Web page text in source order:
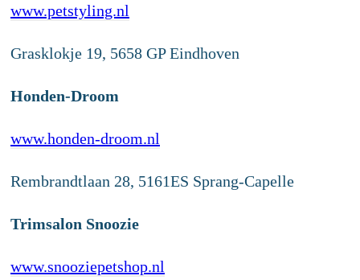
www.petstyling.nl
Grasklokje 19, 5658 GP Eindhoven
Honden-Droom
www.honden-droom.nl
Rembrandtlaan 28, 5161ES Sprang-Capelle
Trimsalon Snoozie
www.snooziepetshop.nl